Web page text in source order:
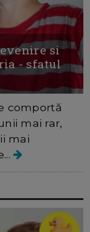
si
- sfatul
comportă
mai rar,
mai